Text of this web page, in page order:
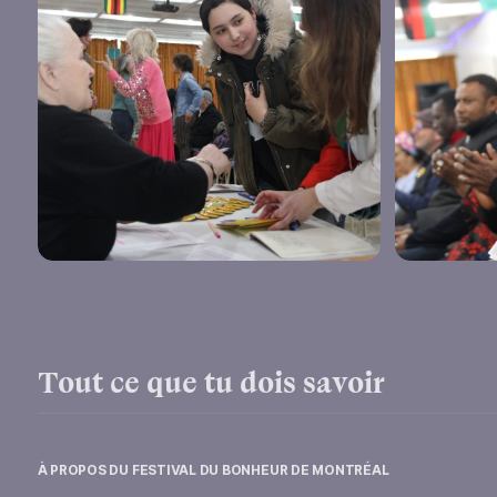
Tout ce que tu dois savoir
À PROPOS DU FESTIVAL DU BONHEUR DE MONTRÉAL